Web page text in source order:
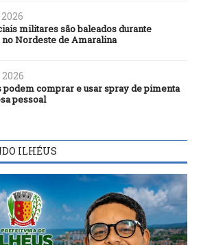
militares são baleados durante
no Nordeste de Amaralina
comprar e usar spray de pimenta
pessoal
ILHÉUS